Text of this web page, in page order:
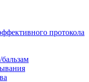
протокола